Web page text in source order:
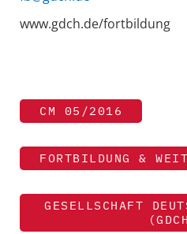
www.gdch.de/fortbildung
CM 05/2016
FORTBILDUNG &
GESELLSCHAFT